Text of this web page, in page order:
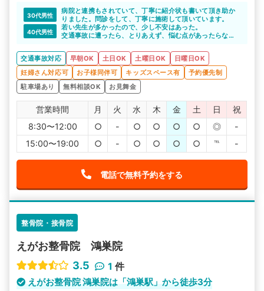
30代男性
病院と連携もされていて、丁寧に紹介状も書いて頂き助か
りました。問診をして、丁寧に施術して頂いています。
40代男性
若い先生が多かったので、少し不安はあった。
交通事故に遭ったら、とりあえず、悩む点があったらなん
交通事故対応
早朝OK 土日OK 土曜日OK
日曜日OK
妊婦さん対応可
お子様同伴可 キッズスペース有
予約優先制
駐車場あり
無料相談OK お見舞金
営業時間 月 火 水 木 金 土 日
祝
8:30〜12:00
○ - ○ ○ ○ ○ ◎
-
15:00〜19:00
○ - ○ ○ ○ ○ ℡ -
電話で無料予約をする
整骨院・接骨院
えがお整骨院 鴻巣院
3.5
1 件
えがお整骨院 鴻巣院は「鴻巣駅」から徒歩3分